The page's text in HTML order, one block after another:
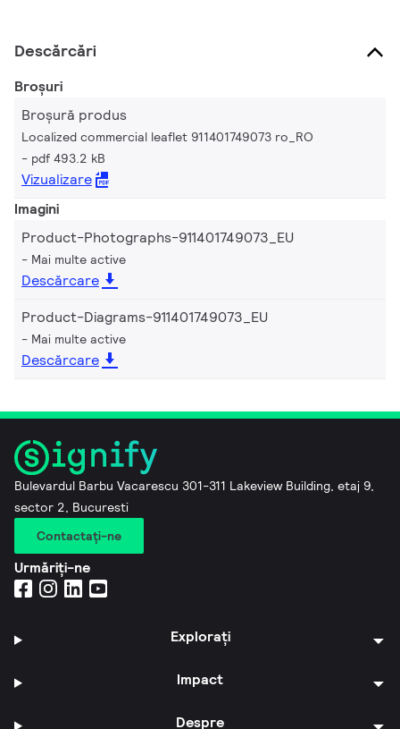
Descărcări
Broșuri
Broșură produs
Localized commercial leaflet 911401749073 ro_RO
pdf 493.2 kB
Vizualizare
Imagini
Product-Photographs-911401749073_EU
Mai multe active
Descărcare
Product-Diagrams-911401749073_EU
Mai multe active
Descărcare
Bulevardul Barbu Vacarescu 301-311 Lakeview Building, etaj 9,
sector 2, Bucuresti
Contactaţi-ne
Urmăriți-ne
Explorați
Impact
Despre